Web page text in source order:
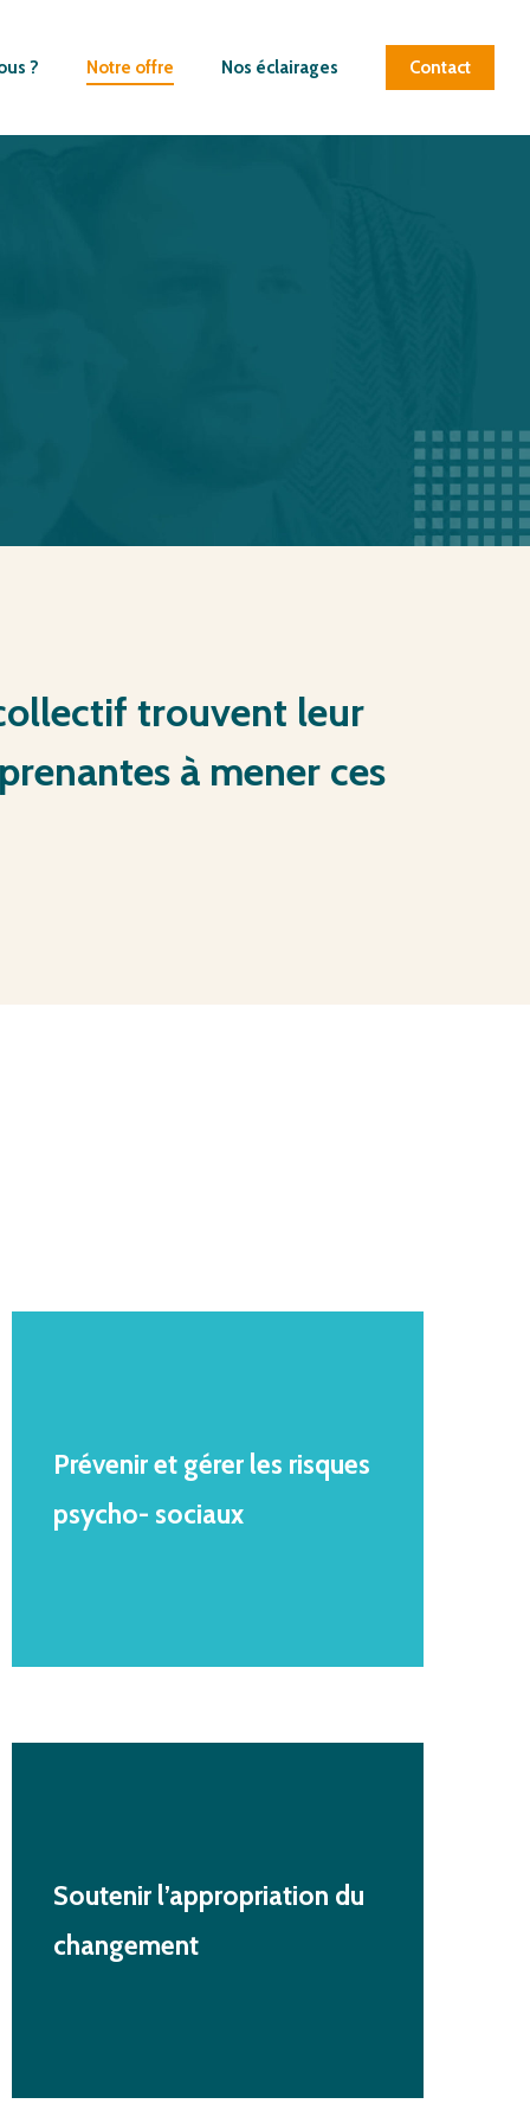
? Notre offre Nos éclairages Contact
trouvent leur
prenantes à mener ces
Préveniret gérer les risques
psycho- sociaux
Soutenir l’appropriation du
changement